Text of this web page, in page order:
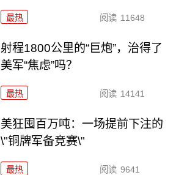
最热 阅读 11648
射程1800公里的“巨炮”，治得了
美军“焦虑”吗？
最热 阅读 14141
美狂囤百万吨：一场提前下注的
\"铜牌军备竞赛\"
最热 阅读 9641